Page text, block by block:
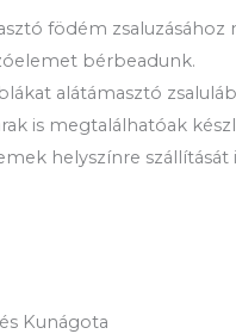
födém zsaluzásához
bérbeadunk.
alátámasztó
is megtalálhatóak
helyszínre szállítását
Kunágota